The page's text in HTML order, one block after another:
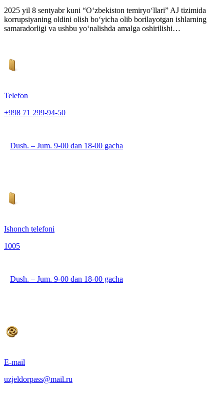
2025 yil 8 sentyabr kuni “O‘zbekiston temiryo‘llari” AJ tizimida
korrupsiyaning oldini olish bo‘yicha olib borilayotgan ishlarning
samaradorligi va ushbu yo‘nalishda amalga oshirilishi…
Telefon
+998 71 299-94-50
Dush. – Jum. 9-00 dan 18-00 gacha
Ishonch telefoni
1005
Dush. – Jum. 9-00 dan 18-00 gacha
E-mail
uzjeldorpass@mail.ru